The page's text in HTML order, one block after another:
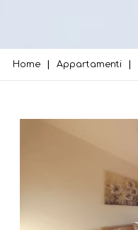
Home Appartamenti